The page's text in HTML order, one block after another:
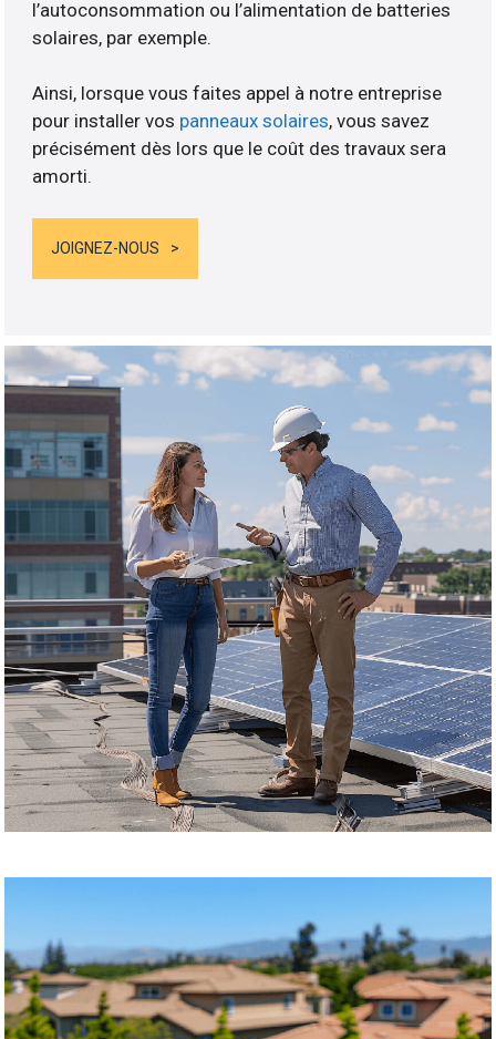
l’autoconsommation ou l’alimentation de batteries
solaires, par exemple.
Ainsi, lorsque vous faites appel à notre entreprise
pour installer vos panneaux solaires, vous savez
précisément dès lors que le coût des travaux sera
amorti.
JOIGNEZ-NOUS